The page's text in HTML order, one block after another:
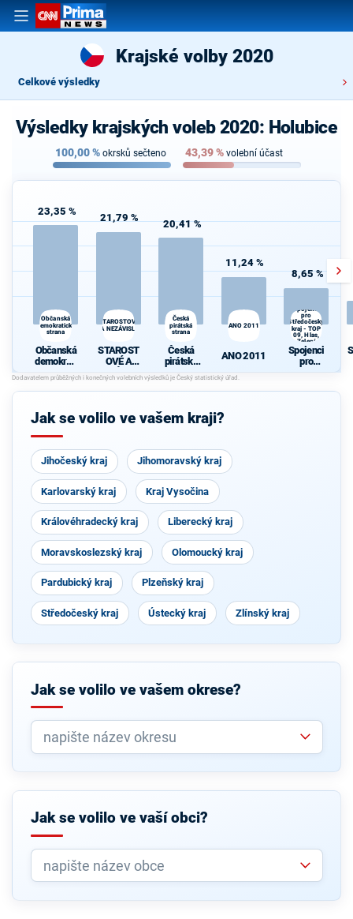
Krajské volby 2020
Celkové výsledky
Výsledky krajských voleb 2020: Holubice
100,00% okrsků sečteno 43,39% volební účast
23,35 %
Občanská
demokratická
strana
Občanská
demokrati
cká strana
21,79 %
STAROSTOVÉ
A NEZÁVISLÍ
STAROST
OVÉ A
NEZÁVISL
Í
20,41 %
Česká
pirátská
strana
Česká
pirátská
strana
11,24 %
ANO 2011
ANO 2011
8,65 %
Spojenci
pro
Středočeský
kraj - TOP
09, Hlas,
Zelení
Spojenci
pro
Středočes
TOP 09,
Jak se volilo ve vašem kraji?
Jihočeský kraj Jihomoravský kraj
Karlovarský kraj Kraj Vysočina
Královéhradecký kraj Liberecký kraj
Moravskoslezský kraj Olomoucký kraj
Pardubický kraj Plzeňský kraj
Středočeský kraj Ústecký kraj Zlínský kraj
Jak se volilo ve vašem okrese?
Jak se volilo ve vaší obci?